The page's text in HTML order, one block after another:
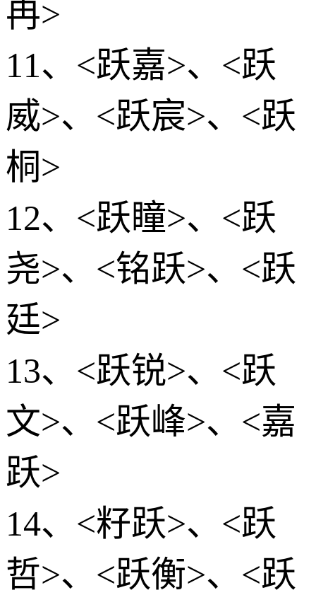
冉>
11、<跃嘉>、<跃
威>、<跃宸>、<跃
桐>
12、<跃瞳>、<跃
尧>、<铭跃>、<跃
廷>
13、<跃锐>、<跃
文>、<跃峰>、<嘉
跃>
14、<籽跃>、<跃
哲>、<跃衡>、<跃